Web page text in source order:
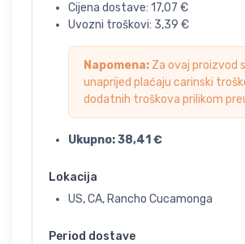
Cijena dostave: 17,07 €
Uvozni troškovi: 3,39 €
Napomena: Za ovaj proizvod
unaprijed plaćaju carinski
dodatnih troškova prilikom
Ukupno:38,41 €
Lokacija
US, CA, Rancho Cucamonga
Period dostave